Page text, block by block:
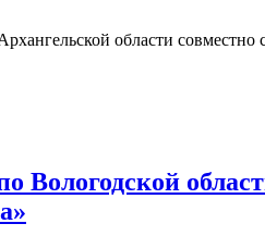
области совместно